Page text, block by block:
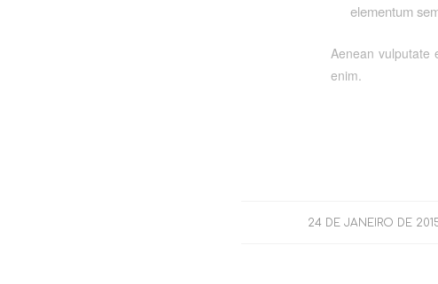
elementum
Aenean vulputate
enim.
24 DE JANEIRO DE
/